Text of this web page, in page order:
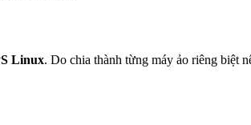
Linux. Do chia thành từng máy ảo riêng biệt